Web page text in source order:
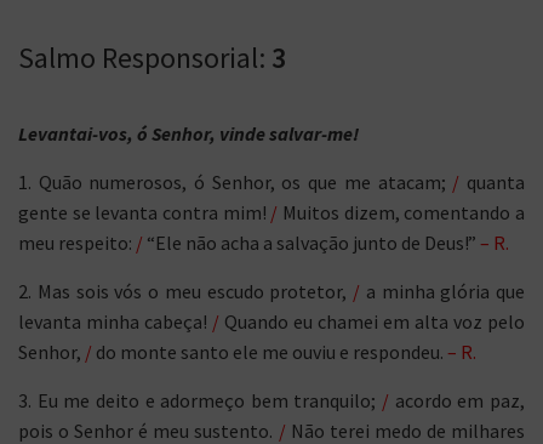
Salmo Responsorial: 3
Levantai-vos, ó Senhor, vinde salvar-me!
1. Quão numerosos, ó Senhor, os que me atacam; / quanta
gente se levanta contra mim! / Muitos dizem, comentando a
meu respeito: / “Ele não acha a salvação junto de Deus!” – R.
2. Mas sois vós o meu escudo protetor, / a minha glória que
levanta minha cabeça! / Quando eu chamei em alta voz pelo
Senhor, / do monte santo ele me ouviu e respondeu. – R.
3. Eu me deito e adormeço bem tranquilo; / acordo em paz,
pois o Senhor é meu sustento. / Não terei medo de milhares